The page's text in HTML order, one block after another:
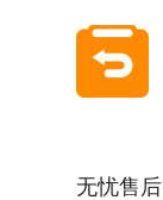
无忧售后